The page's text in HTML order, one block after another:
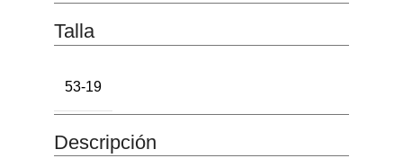
Talla
53-19
Descripción